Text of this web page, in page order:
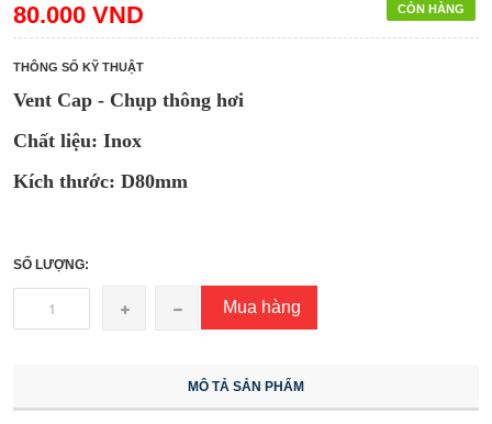
CÒN HÀNG
80.000 VND
THÔNG SỐ KỸ THUẬT
Vent Cap - Chụp thông hơi
Chất liệu: Inox
Kích thước: D80mm
SỐ LƯỢNG:
Mua hàng
MÔ TẢ SẢN PHẨM